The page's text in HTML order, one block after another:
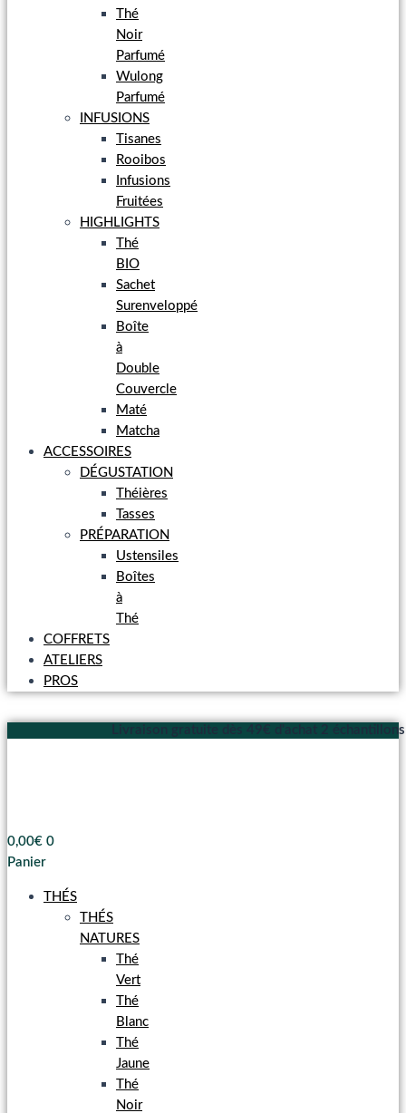
Thé
Noir
Parfumé
Wulong
Parfumé
INFUSIONS
Tisanes
Rooibos
Infusions
Fruitées
HIGHLIGHTS
Thé
BIO
Sachet
Surenveloppé
Boîte
à
Double
Couvercle
Maté
Matcha
ACCESSOIRES
DÉGUSTATION
Théières
Tasses
PRÉPARATION
Ustensiles
Boîtes
à
Thé
COFFRETS
ATELIERS
PROS
Livraison gratuite dès 49€ d'achat 2
0,00€ 0
Panier
THÉS
THÉS
NATURES
Thé
Vert
Thé
Blanc
Thé
Jaune
Thé
Noir